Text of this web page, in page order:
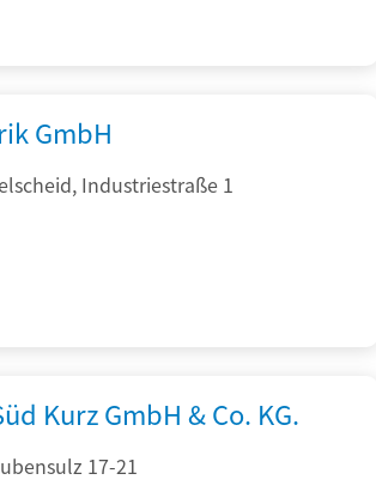
GmbH
Industriestraße 1
Kurz GmbH & Co. KG.
17-21